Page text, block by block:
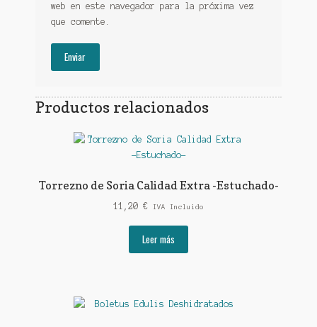
web en este navegador para la próxima vez
que comente.
Productos relacionados
Torrezno de Soria Calidad Extra -Estuchado-
11,20 € IVA Incluido
Leer más